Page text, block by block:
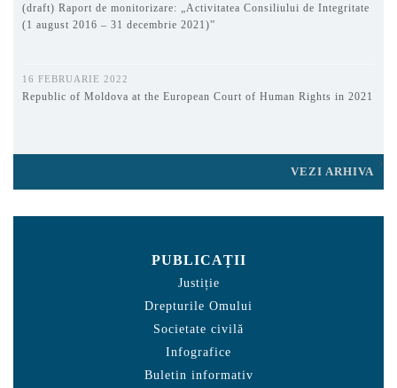
(draft) Raport de monitorizare: „Activitatea Consiliului de Integritate
(1 august 2016 – 31 decembrie 2021)”
16 FEBRUARIE 2022
Republic of Moldova at the European Court of Human Rights in 2021
VEZI ARHIVA
PUBLICAȚII
Justiție
Drepturile Omului
Societate civilă
Infografice
Buletin informativ